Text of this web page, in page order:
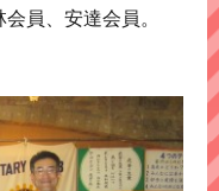
員、安達会員。